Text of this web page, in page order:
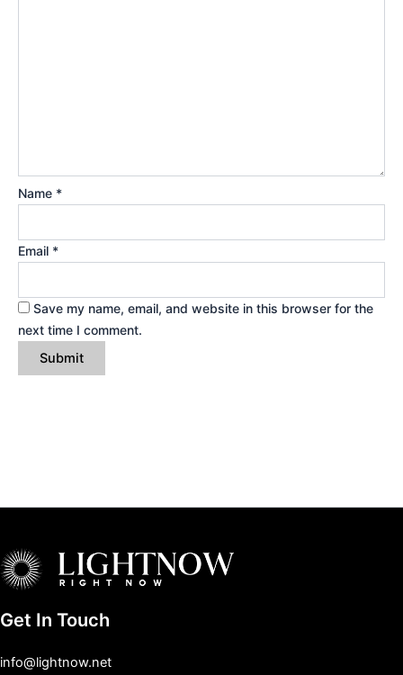
Name *
Email *
Save my name, email, and website in this browser for the
next time I comment.
Get In Touch
info@lightnow.net